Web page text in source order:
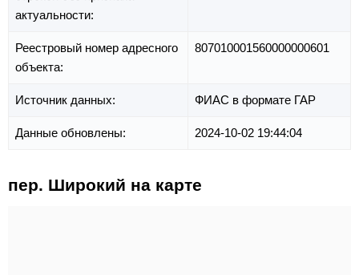
актуальности:
Реестровый номер адресного
объекта:
807010001560000000601
Источник данных: ФИАС в формате ГАР
Данные обновлены: 2024-10-02 19:44:04
пер. Широкий на карте